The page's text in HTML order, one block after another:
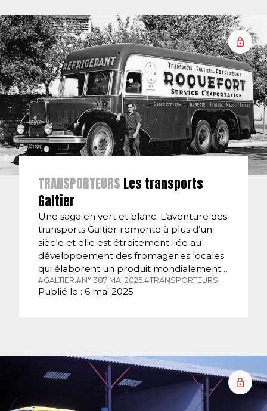
TRANSPORTEURS Les transports
Galtier
Une saga en vert et blanc. L’aventure des
transports Galtier remonte à plus d’un
siècle et elle est étroitement liée au
développement des fromageries locales
qui élaborent un produit mondialement…
#GALTIER.#N° 387 MAI 2025.#TRANSPORTEURS.
Publié le : 6 mai 2025